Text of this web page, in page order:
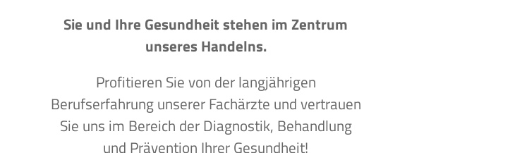
Sie und Ihre Gesundheit stehen im Zentrum
unseres Handelns.
Profitieren Sie von der langjährigen
Berufserfahrung unserer Fachärzte und vertrauen
Sie uns im Bereich der Diagnostik, Behandlung
und Prävention Ihrer Gesundheit!